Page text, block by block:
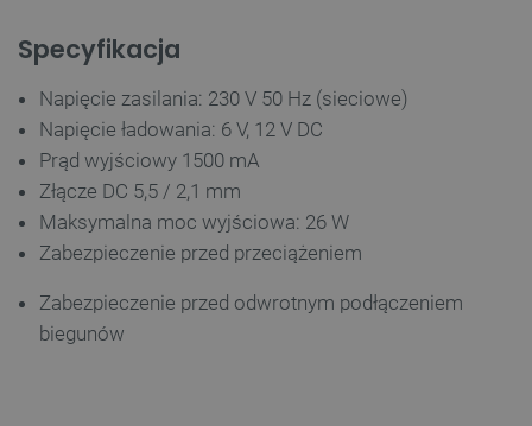
Specyfikacja
Napięcie zasilania: 230 V 50 Hz (sieciowe)
Napięcie ładowania: 6 V, 12 V DC
Prąd wyjściowy 1500 mA
Złącze DC 5,5 / 2,1 mm
Maksymalna moc wyjściowa: 26 W
Zabezpieczenie przed przeciążeniem
Zabezpieczenie przed odwrotnym podłączeniem
biegunów